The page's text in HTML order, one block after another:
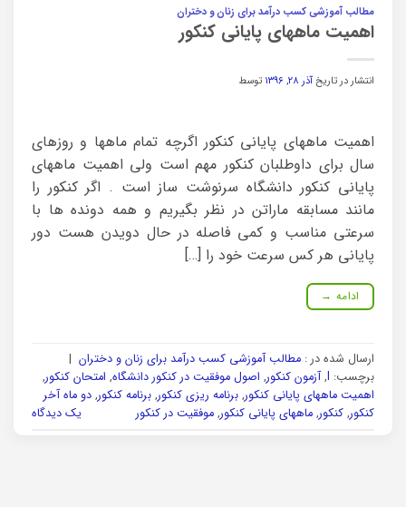
مطالب آموزشی کسب درآمد برای زنان و دختران
اهمیت ماههای پایانی کنکور
انتشار در تاریخآذر ۲۸, ۱۳۹۶ توسط
اهمیت ماههای پایانی کنکور اگرچه تمام ماهها و روزهای
سال برای داوطلبان کنکور مهم است ولی اهمیت ماههای
پایانی کنکور دانشگاه سرنوشت ساز است . اگر کنکور را
مانند مسابقه ماراتن در نظر بگیریم و همه دونده ها با
سرعتی مناسب و کمی فاصله در حال دویدن هست دور
پایانی هر کس سرعت خود را […]
ادامه →
ارسال شده در : مطالب آموزشی کسب درآمد برای زنان و دختران |
برچسب: l
,آزمون کنکور, اصول موفقیت در کنکور دانشگاه, امتحان کنکور,
اهمیت ماههای پایانی کنکور, برنامه ریزی کنکور, برنامه کنکور, دو ماه آخر
کنکور, کنکور, ماههای پایانی کنکور, موفقیت در کنکور یک دیدگاه